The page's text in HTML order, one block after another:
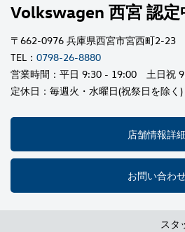
Volkswagen 西宮 認
〒662-0976 兵庫県西宮市宮西町2-23
TEL： 0798-26-8880
営業時間：平日 9:30 - 19:00 土日祝
定休日：毎週火・水曜日(祝祭日を除く)
店舗情報詳細
お問い合わ
スタ